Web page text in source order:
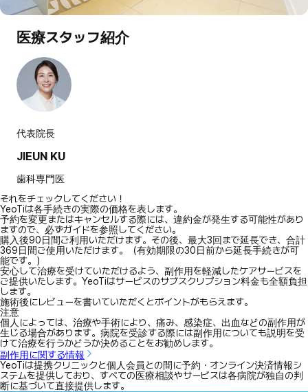
医療スタッフ紹介
代表院長
JIEUN KU
歯科専門医
それをチェックしてください！
YeoTiは各手続きの実際の価格を表します。
予約を変更またはキャンセルする際には、違約金が発生する可能性があり
ますので、必ずガイドを参照してください。
購入後90日間ご利用いただけます。その後、最大3回まで延長でき、合計
369日間ご使用いただけます。（有効期限の30日前から延長手続きが可
能です。）
安心して治療を受けていただけるよう、副作用を軽減したケアサービスを
ご提供いたします。YeoTiはサービスのサブスクリプション料金も全額負担
します。
施術後にレビューを書いていただくとポイントがもらえます。
注意
個人によっては、治療や手術により、痛み、感染症、出血などの副作用が
生じる場合があります。病院を受診する際には副作用についても説明を受
けて治療を行うかどうか決めることをお勧めします。
副作用に関する情報
YeoTiは提携クリニックと個人会員との間に予約・オンライン決済情報シ
ステムを提供しており、すべての医療相談やサービスは各病院が独自の判
断に基づいて直接提供します。